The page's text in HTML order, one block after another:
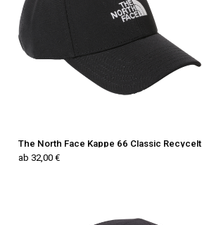
The North Face Kappe 66 Classic Recycelt
ab 32,00 €